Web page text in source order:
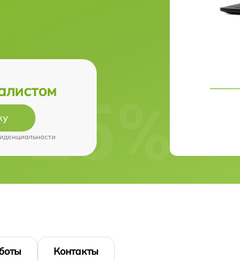
Контакты